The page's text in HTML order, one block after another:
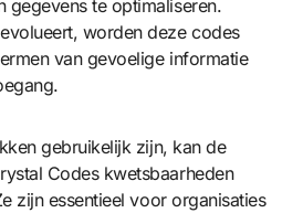
gegevens te optimaliseren.
worden deze codes
van gevoelige informatie
gebruikelijk zijn, kan de
Codes kwetsbaarheden
zijn essentieel voor organisaties